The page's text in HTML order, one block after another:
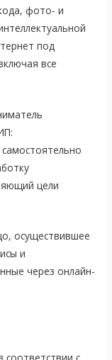
фото- и
под
все
цели
осуществившее
и
через онлайн-